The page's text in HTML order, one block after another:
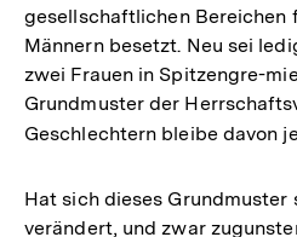
gesellschaftlichen Bereichen
Männern besetzt. Neu sei
zwei Frauen in Spitzengre-
Grundmuster der
Geschlechtern bleibe davon
Hat sich dieses
verändert, und zwar